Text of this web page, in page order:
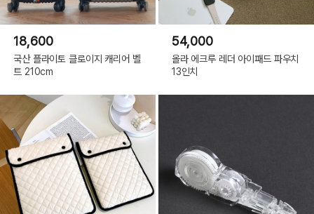
18,600
국산 플라이토 클로이지 캐리어 벨
트 210cm
54,000
올라 에크루 레더 아이패드 파우치
13인치